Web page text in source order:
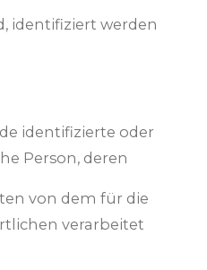
identifiziert werden
identifizierte oder
Person, deren
von dem für die
verarbeitet